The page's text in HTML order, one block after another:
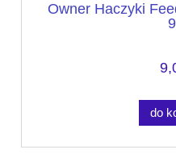
Owner Haczyki
do